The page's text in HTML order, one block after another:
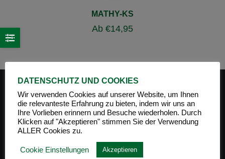
MATHY-KS
Ab €14,95
PRODUKT-KATEGORIEN
Getriebe
Klassiker
DATENSCHUTZ UND COOKIES
Wir verwenden Cookies auf unserer Website, um Ihnen
die relevanteste Erfahrung zu bieten, indem wir uns an
Ihre Vorlieben erinnern und Besuche wiederholen. Durch
Klicken auf "Akzeptieren" stimmen Sie der Verwendung
ALLER Cookies zu.
Cookie Einstellungen Akzeptieren